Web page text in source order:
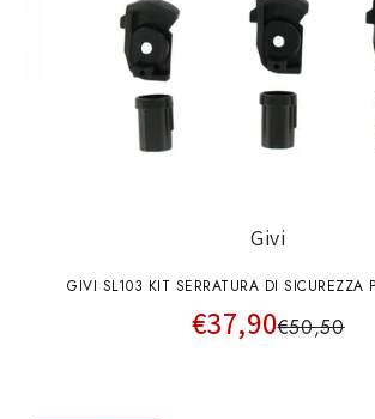
Givi
GIVI SL103 KIT SERRATURA DI SICUREZZA
€37,90€50,50